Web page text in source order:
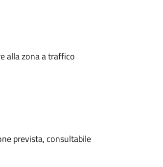
alla zona a traffico
prevista, consultabile